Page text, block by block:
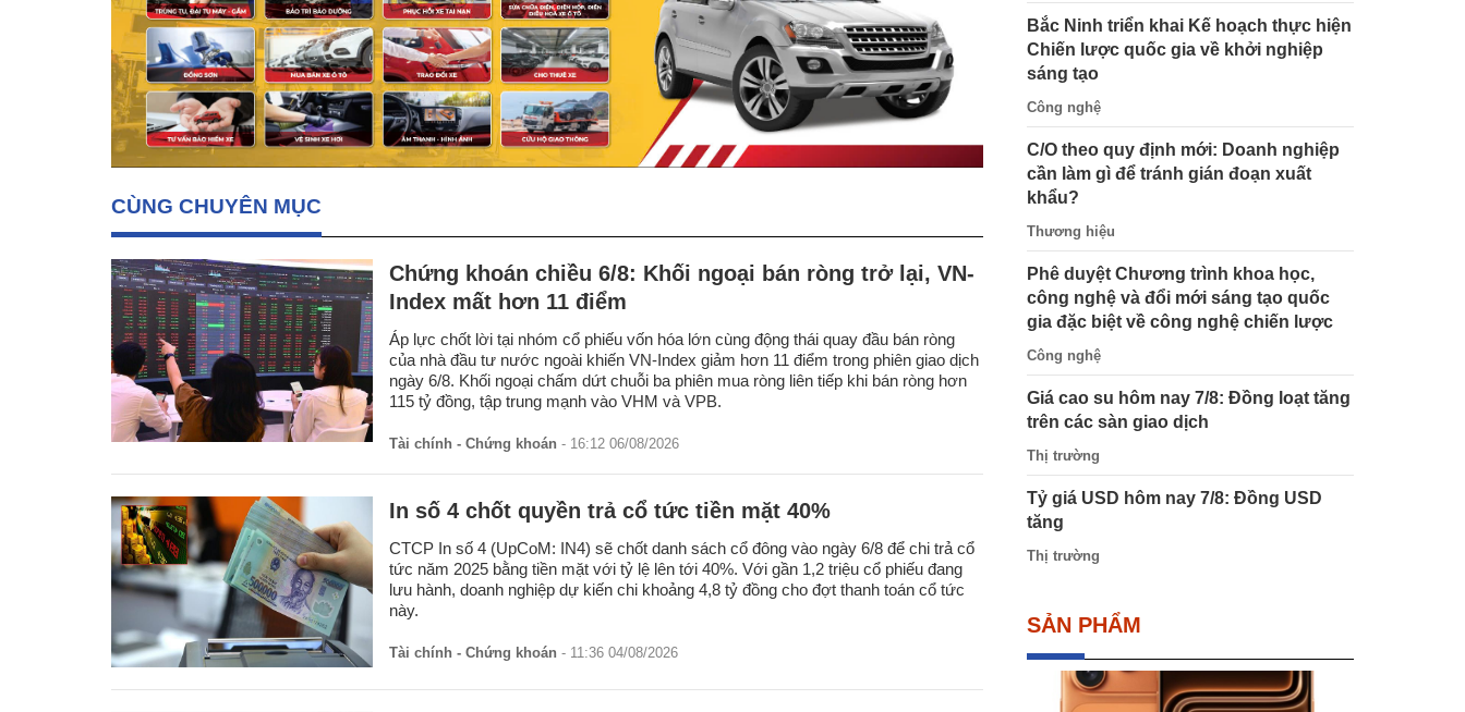
CÙNG CHUYÊN MỤC
Chứng khoán chiều 6/8: Khối ngoại bán ròng trở lại, VN-
Index mất hơn 11 điểm
Áp lực chốt lời tại nhóm cổ phiếu vốn hóa lớn cùng động thái quay đầu bán ròng
của nhà đầu tư nước ngoài khiến VN-Index giảm hơn 11 điểm trong phiên giao dịch
ngày 6/8. Khối ngoại chấm dứt chuỗi ba phiên mua ròng liên tiếp khi bán ròng hơn
115 tỷ đồng, tập trung mạnh vào VHM và VPB.
Tài chính - Chứng khoán - 16:12 06/08/2026
In số 4 chốt quyền trả cổ tức tiền mặt 40%
CTCP In số 4 (UpCoM: IN4) sẽ chốt danh sách cổ đông vào ngày 6/8 để chi trả cổ
tức năm 2025 bằng tiền mặt với tỷ lệ lên tới 40%. Với gần 1,2 triệu cổ phiếu đang
lưu hành, doanh nghiệp dự kiến chi khoảng 4,8 tỷ đồng cho đợt thanh toán cổ tức
này.
Tài chính - Chứng khoán - 11:36 04/08/2026
Bắc Ninh triển khai Kế hoạch thực hiện
Chiến lược quốc gia về khởi nghiệp
sáng tạo
Công nghệ
C/O theo quy định mới: Doanh nghiệp
cần làm gì để tránh gián đoạn xuất
khẩu?
Thương hiệu
Phê duyệt Chương trình khoa học,
công nghệ và đổi mới sáng tạo quốc
gia đặc biệt về công nghệ chiến lược
Công nghệ
Giá cao su hôm nay 7/8: Đồng loạt tăng
trên các sàn giao dịch
Thị trường
Tỷ giá USD hôm nay 7/8: Đồng USD
tăng
Thị trường
SẢN PHẨM